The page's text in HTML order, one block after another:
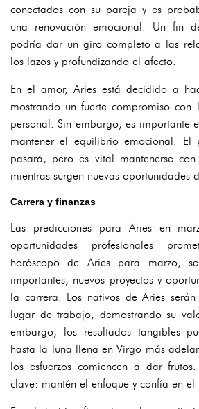
conectados con su pareja y es
una renovación emocional. Un fin
podría dar un giro completo a las
los lazos y profundizando el afecto.
En el amor, Aries está decidido a
mostrando un fuerte compromiso
personal. Sin embargo, es importante
mantener el equilibrio emocional. El
pasará, pero es vital mantenerse
mientras surgen nuevas oportunidades
Carrera y finanzas
Las predicciones para Aries en
oportunidades profesionales
horóscopo de Aries para marzo,
importantes, nuevos proyectos y
la carrera. Los nativos de Aries
lugar de trabajo, demostrando su
embargo, los resultados tangibles
hasta la luna llena en Virgo más
los esfuerzos comiencen a dar
clave: mantén el enfoque y confía en el